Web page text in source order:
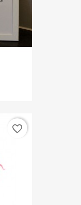
favorite_border